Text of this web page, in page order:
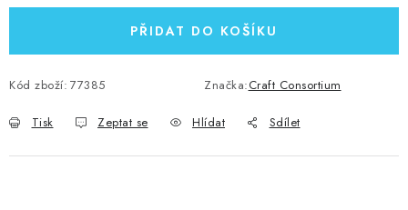
PŘIDAT DO KOŠÍKU
Kód zboží: 77385 Značka:Craft Consortium
Tisk Zeptat se Hlídat Sdílet